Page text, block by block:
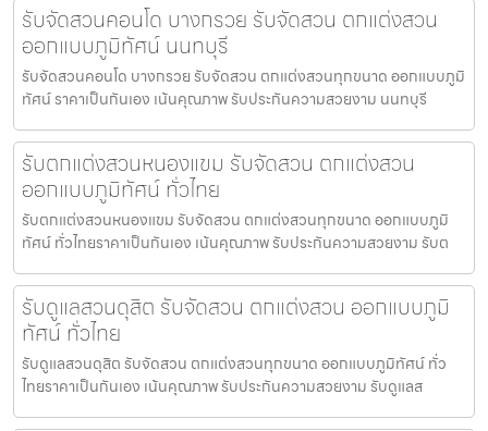
รับจัดสวนคอนโด บางกรวย รับจัดสวน ตกแต่งสวน
ออกแบบภูมิทัศน์ นนทบุรี
รับจัดสวนคอนโด บางกรวย รับจัดสวน ตกแต่งสวนทุกขนาด ออกแบบภูมิ
ทัศน์ ราคาเป็นกันเอง เน้นคุณภาพ รับประกันความสวยงาม นนทบุรี
รับตกแต่งสวนหนองแขม รับจัดสวน ตกแต่งสวน
ออกแบบภูมิทัศน์ ทั่วไทย
รับตกแต่งสวนหนองแขม รับจัดสวน ตกแต่งสวนทุกขนาด ออกแบบภูมิ
ทัศน์ ทั่วไทยราคาเป็นกันเอง เน้นคุณภาพ รับประกันความสวยงาม รับต
รับดูแลสวนดุสิต รับจัดสวน ตกแต่งสวน ออกแบบภูมิ
ทัศน์ ทั่วไทย
รับดูแลสวนดุสิต รับจัดสวน ตกแต่งสวนทุกขนาด ออกแบบภูมิทัศน์ ทั่ว
ไทยราคาเป็นกันเอง เน้นคุณภาพ รับประกันความสวยงาม รับดูแลส